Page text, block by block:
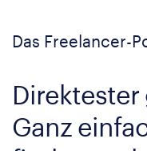
Das Freelancer-
Ganz